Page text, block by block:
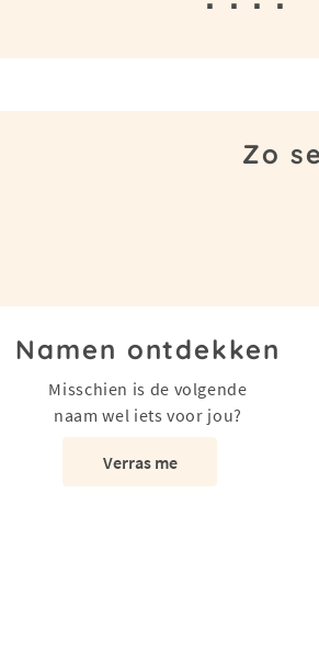
Zo
Namen ontdekken
Misschien is de volgende
naam wel iets voor jou?
Verras me